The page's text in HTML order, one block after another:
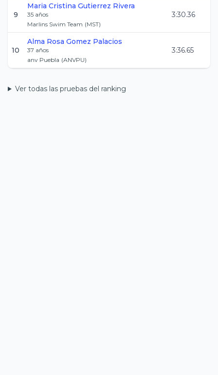
9
Maria Cristina Gutierrez Rivera
35 años
Marlins Swim Team (MST)
3:30.36
10
Alma Rosa Gomez Palacios
37 años
anv Puebla (ANVPU)
3:36.65
Ver todas las pruebas del ranking